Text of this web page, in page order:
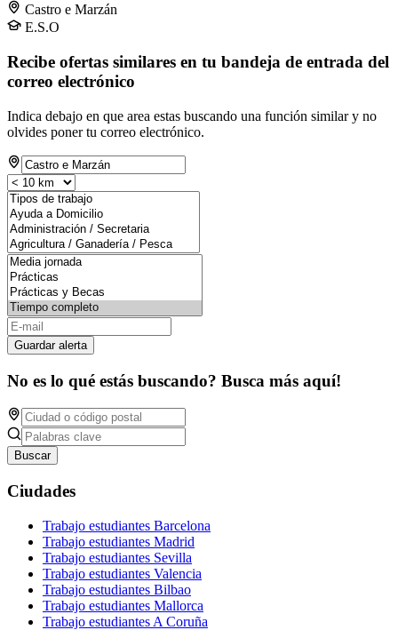
Castro e Marzán
E.S.O
Recibe ofertas similares en tu bandeja de entrada del
correo electrónico
Indica debajo en que area estas buscando una función similar y no
olvides poner tu correo electrónico.
Guardar alerta
No es lo qué estás buscando? Busca más aquí!
Buscar
Ciudades
Trabajo estudiantes Barcelona
Trabajo estudiantes Madrid
Trabajo estudiantes Sevilla
Trabajo estudiantes Valencia
Trabajo estudiantes Bilbao
Trabajo estudiantes Mallorca
Trabajo estudiantes A Coruña